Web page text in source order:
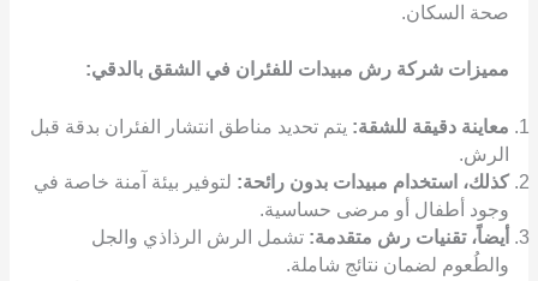
صحة السكان.
مميزات شركة رش مبيدات للفئران في الشقق بالدقي:
معاينة دقيقة للشقة: يتم تحديد مناطق انتشار الفئران بدقة قبل
الرش.
كذلك، استخدام مبيدات بدون رائحة: لتوفير بيئة آمنة خاصة في
وجود أطفال أو مرضى حساسية.
أيضاً، تقنيات رش متقدمة: تشمل الرش الرذاذي والجل
والطُعوم لضمان نتائج شاملة.